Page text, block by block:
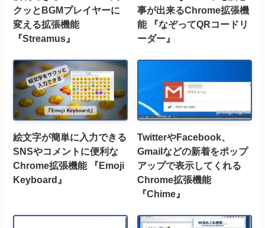
クッとBGMプレイヤーに
変える拡張機能
『Streamus』
事が出来るChrome拡張機
能 『なぞってQRコードリ
ーダー』
絵文字が簡単に入力できる
SNSやコメントに便利な
Chrome拡張機能 『Emoji
Keyboard』
TwitterやFacebook、
Gmailなどの新着をポップ
アップで表示してくれる
Chrome拡張機能
『Chime』